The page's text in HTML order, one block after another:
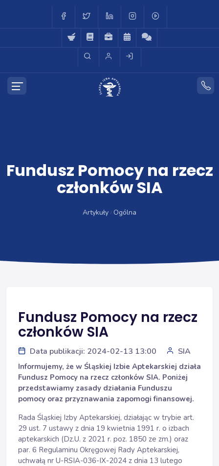
Fundusz Pomocy na rzecz
członków SIA
Artykuły Ogólna
Fundusz Pomocy na rzecz
członków SIA
Data publikacji: 2024-02-13 13:00 SIA
Informujemy, że w Śląskiej Izbie Aptekarskiej działa
Fundusz Pomocy na rzecz członków SIA. Poniżej
przedstawiamy zasady działania Funduszu
pomocy oraz przyznawania zapomogi finansowej.
Rada Śląskiej Izby Aptekarskiej, działając w trybie art.
29 ust. 7 ustawy z dnia 19 kwietnia 1991 r. o izbach
aptekarskich (Dz.U. z 2021 r. poz. 1850 ze zm.) oraz
par. 6 Regulaminu Okręgowej Rady Aptekarskiej,
uchwałą nr U-RSIA-036-IX-2024 z dnia 13 lutego